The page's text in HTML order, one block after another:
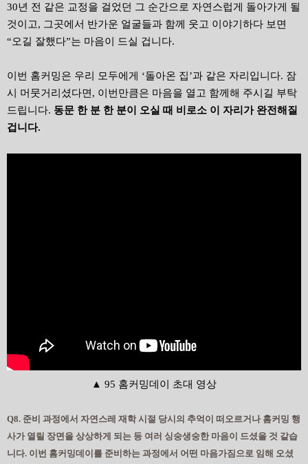
30년 전 같은 교정을 걸었던 그 순간으로 자연스럽게 돌아가게 될
것이고, 그곳에서 반가운 얼굴들과 함께 웃고 이야기하다 보면
“오길 잘했다”는 마음이 드실 겁니다.
이번 홈커밍은 우리 모두에게 ‘돌아온 집’과 같은 자리입니다. 잠
시 머뭇거리셨다면, 이번만큼은 마음을 열고 함께해 주시길 부탁
드립니다. 동문 한 분 한 분이 오실 때 비로소 이 자리가 완전해질
겁니다.
▲ 95 홈커밍데이 초대 영상
Q8. 준비 과정에서 자연스레 재학 시절 당시의 추억이 떠오르거나 홈커밍 행
사가 열릴 장면을 상상하게 되는 등 여러 싱숭생숭한 마음이 드셨을 것 같습
니다. 이번 홈커밍데이를 준비하는 과정에서 어떤 마음가짐으로 임해 오셨